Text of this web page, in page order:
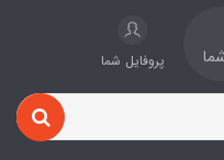
پروفایل شما